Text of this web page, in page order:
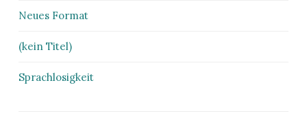
Neues Format
(kein Titel)
Sprachlosigkeit